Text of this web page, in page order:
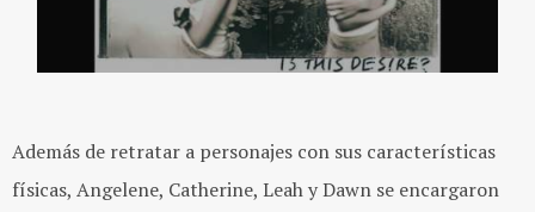
Además de retratar a personajes con sus características
físicas, Angelene, Catherine, LeahyDawn se encargaron